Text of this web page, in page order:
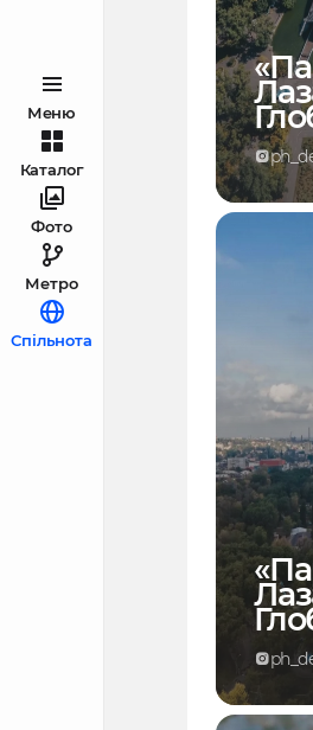
Меню
Каталог
Фото
Метро
Спільнота